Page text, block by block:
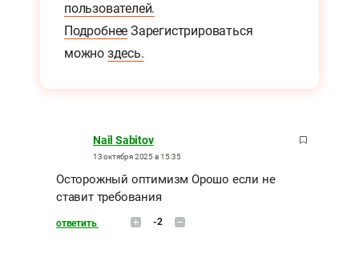
пользователей.
Подробнее Зарегистрироваться
можно здесь.
Nail Sabitov
13 октября 2025 в 15:35
Осторожный оптимизм Орошо если не
ставит требования
ответить -2